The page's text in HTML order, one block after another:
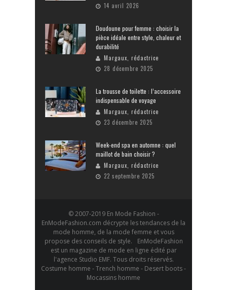
14 avril 2026
Doudoune pour femme : choisir la
pièce idéale entre style, chaleur et
durabilité
Margaux, rédactrice
28 décembre 2025
La trousse de toilette : l’accessoire
indispensable de voyage
Margaux, rédactrice
23 décembre 2025
Week-end spa en automne : quel
maillot de bain choisir ?
Margaux, rédactrice
22 septembre 2025
© 2007-2019 En Mode Fashion -
EnModeFashion.com décrypte les tendances de la
mode homme, de la mode femme et vous
propose des conseils de style. EnModeFashion
est un magazine de mode en ligne édité par
l'agence Studio EMF. Tous droits réservés.
Costume homme - Trench homme - Desert boots -
Mocassins homme